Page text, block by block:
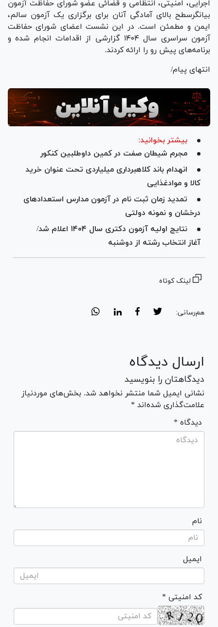
اجرایی، امنیتی، انتظامی و قضائی عضو شورای حفاظت آزمون
بیانگرسطح بالای آمادگی آنان برای برگزاری یک آزمون سالم،
ایمن و مطمئن است. در این نشست اعضای شورای حفاظت
آزمون سراسری سال ۱۴۰۴ گزارشی از اقدامات انجام شده و
برنامه‌های پیش رو را ارائه کردند.
انتهای پیام/
بیشتر بخوانید:
مجرم شیطان صفت در کمین داوطلبین کنکور
انهدام باند کلاهبرداری میلیاردی تحت عنوان خرید
کالا و موادغذایی
تمدید زمان ثبت نام در آزمون مدارس استعداد‌های
درخشان و نمونه دولتی
نتایج اولیه آزمون دکتری سال ۱۴۰۴ اعلام شد/
آغاز انتخاب رشته از دوشنبه
لینک کوتاه
هم‌رسانی:
ارسال دیدگاه
دیدگاهتان را بنویسید
نشانی ایمیل شما منتشر نخواهد شد. بخش‌های موردنیاز
علامت‌گذاری شده‌اند *
* دیدگاه
نام
ایمیل
* کد امنیتی